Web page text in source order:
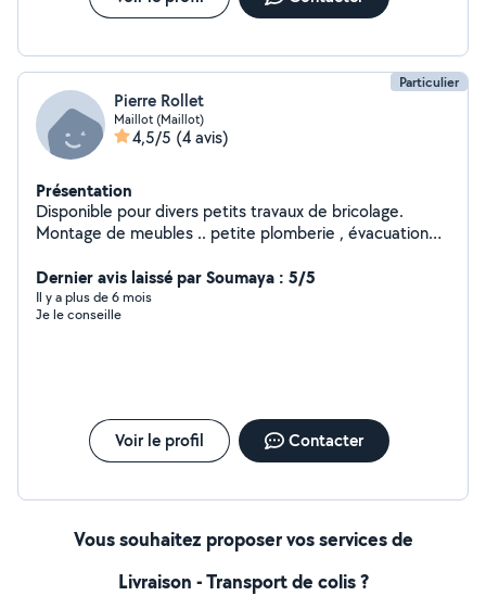
Particulier
Pierre Rollet
Maillot (Maillot)
4,5/5 (4 avis)
Présentation
Disponible pour divers petits travaux de bricolage.
Montage de meubles .. petite plomberie , évacuation
faire vos courses ou vous emmener en courses, rdv
médicaux etc.
Dernier avis laissé par Soumaya : 5/5
Il y a plus de 6 mois
Je le conseille
Voir le profil Contacter
Vous souhaitez proposer vos services de
Livraison - Transport de colis ?